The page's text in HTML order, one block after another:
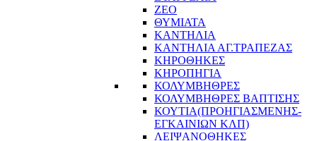
ΖΕΟ
ΘΥΜΙΑΤΑ
ΚΑΝΤΗΛΙΑ
ΚΑΝΤΗΛΙΑ ΑΓ.ΤΡΑΠΕΖΑΣ
ΚΗΡΟΘΗΚΕΣ
ΚΗΡΟΠΗΓΙΑ
ΚΟΛΥΜΒΗΘΡΕΣ
ΚΟΛΥΜΒΗΘΡΕΣ ΒΑΠΤΙΣΗΣ
ΚΟΥΤΙΑ(ΠΡΟΗΓΙΑΣΜΕΝΗΣ-
ΕΓΚΑΙΝΙΩΝ ΚΛΠ)
ΛΕΙΨΑΝΟΘΗΚΕΣ